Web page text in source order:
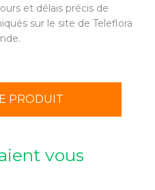
et délais précis de
sur le site de Teleflora
PRODUIT
vous